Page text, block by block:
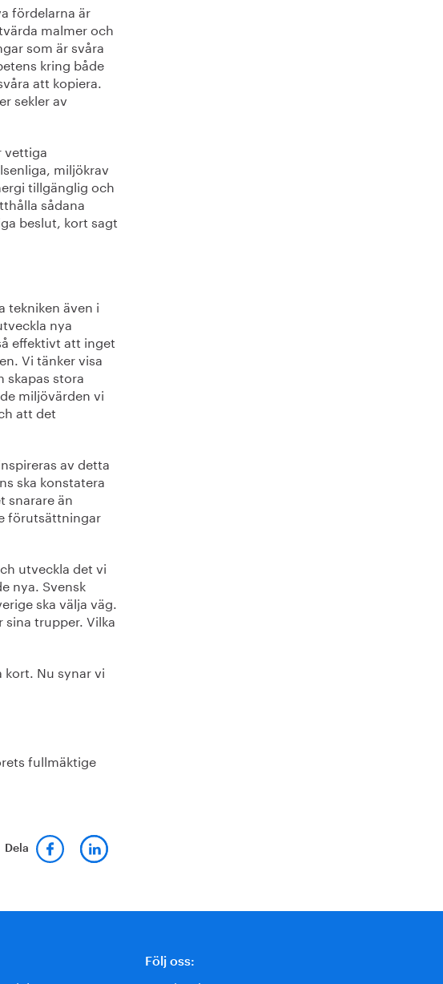
fördelarna är
malmer och
som är svåra
kring både
att kopiera.
sekler av
vettiga
miljökrav
tillgänglig och
sådana
beslut, kort sagt
tekniken även i
nya
effektivt att inget
Vi tänker visa
skapas stora
miljövärden vi
att det
av detta
ska konstatera
snarare än
förutsättningar
utveckla det vi
nya. Svensk
ska välja väg.
trupper. Vilka
Nu synar vi
fullmäktige
Dela
Följ oss: